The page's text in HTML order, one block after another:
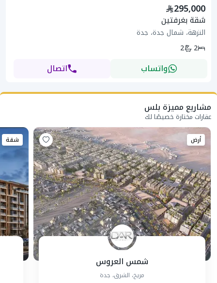
295,000
شقة بغرفتين
النزهة، شمال جدة، جدة
2
2
واتساب اتصال
مشاريع مميزة بلس
عقارات مختارة خصيصًا لك
أرض
شمس العروس
مريخ، الشرق، جدة
شقة